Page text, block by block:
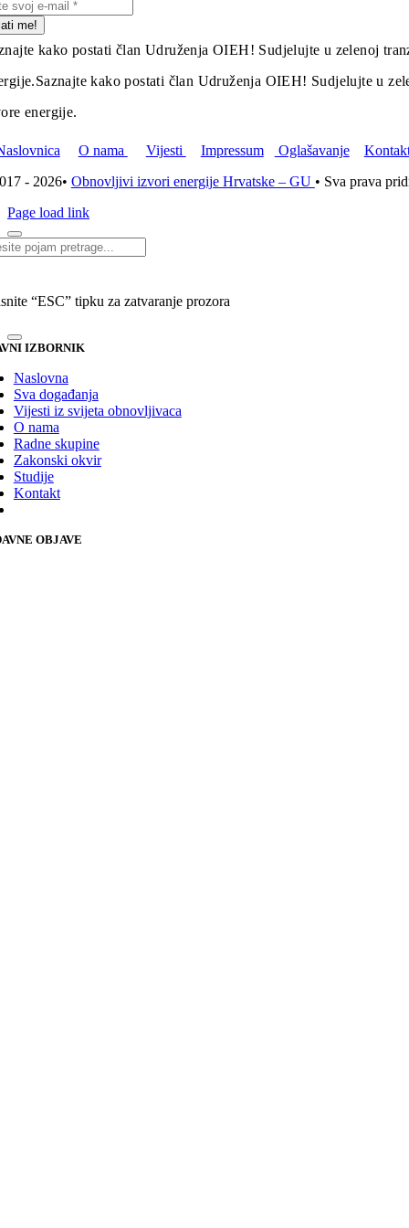
me!
kako postati član Udruženja OIEH! Sudjelujte u zelenoj
Saznajte kako postati član Udruženja OIEH! Sudjelujte u
energije.
O nama Vijesti Impressum Oglašavanje
- 2026• Obnovljivi izvori energije Hrvatske – GU • Sva prava
Page load link
“ESC” tipku za zatvaranje prozora
IZBORNIK
Naslovna
Sva događanja
Vijesti iz svijeta obnovljivaca
O nama
Radne skupine
Zakonski okvir
Studije
Kontakt
OBJAVE